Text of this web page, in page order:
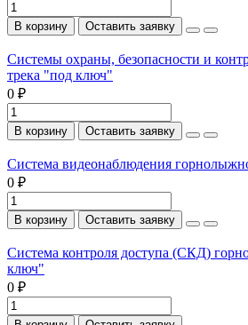
В корзину Оставить заявку
Системы охраны, безопасности и
трека "под ключ"
0 ₽
В корзину Оставить заявку
Система видеонаблюдения
0 ₽
В корзину Оставить заявку
Система контроля доступа (СКД)
ключ"
0 ₽